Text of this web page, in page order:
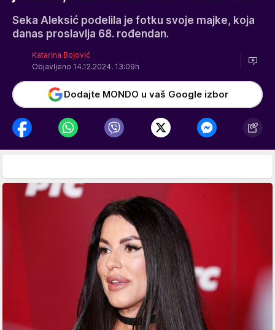
Seka Aleksić podelila je fotku svoje majke, koja
danas proslavlja 68. rođendan.
Katarina Bojović
Objavljeno 14.12.2024. 13:09h
Dodajte MONDO u vaš Google izbor